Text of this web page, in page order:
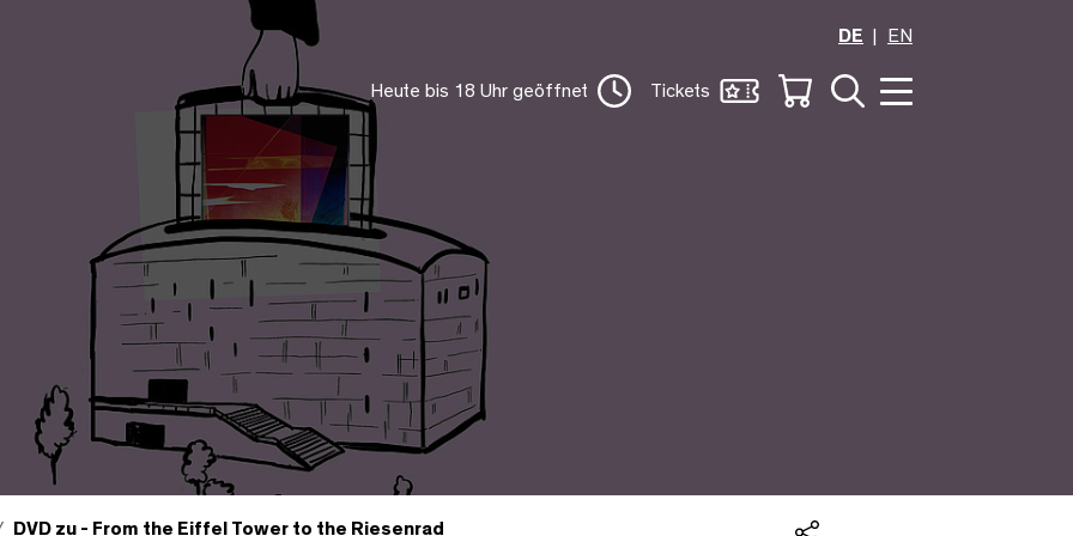
DE
EN
Heute bis 18 Uhr geöffnet Tickets
DVD zu - From the Eiffel Tower to the Riesenrad